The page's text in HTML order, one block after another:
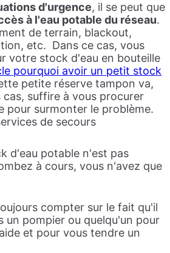
d'urgence, il se peut que
à l'eau potable du réseau.
de terrain, blackout,
etc. Dans ce cas, vous
votre stock d'eau en bouteille
pourquoi avoir un petit stock
petite réserve tampon va,
suffire à vous procurer
pour surmonter le problème.
de secours
d'eau potable n'est pas
à cours, vous n'avez que
compter sur le fait qu'il
un pompier ou quelqu'un pour
et pour vous tendre un